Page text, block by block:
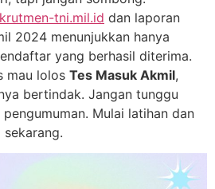
tni.mil.id dan laporan
2024 menunjukkan hanya
yang berhasil diterima.
mau lolos Tes Masuk Akmil,
bertindak. Jangan tunggu
Mulai latihan dan